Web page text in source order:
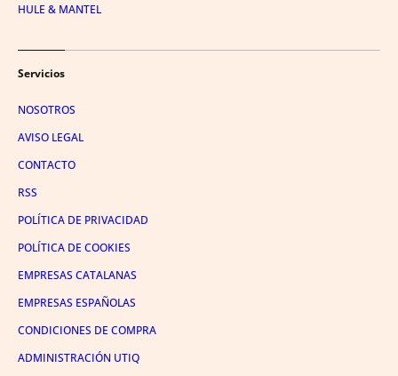
HULE & MANTEL
Servicios
NOSOTROS
AVISO LEGAL
CONTACTO
RSS
POLÍTICA DE PRIVACIDAD
POLÍTICA DE COOKIES
EMPRESAS CATALANAS
EMPRESAS ESPAÑOLAS
CONDICIONES DE COMPRA
ADMINISTRACIÓN UTIQ